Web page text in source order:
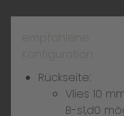
empfohlene
Konfiguration
Rückseite:
Vlies 10
B-s1,d0